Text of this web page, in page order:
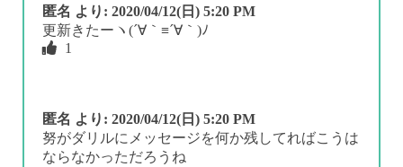
匿名 より: 2020/04/12(日) 5:20 PM
更新きたーヽ(´∀｀≡´∀｀)ﾉ
1
匿名 より: 2020/04/12(日) 5:20 PM
努がダリルにメッセージを何か残してればこうは
ならなかっただろうね